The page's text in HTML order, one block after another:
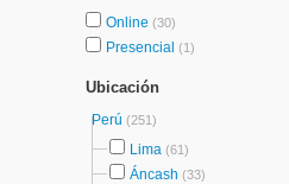
Online (30)
Presencial (1)
Ubicación
Perú (251)
Lima (61)
Áncash (33)